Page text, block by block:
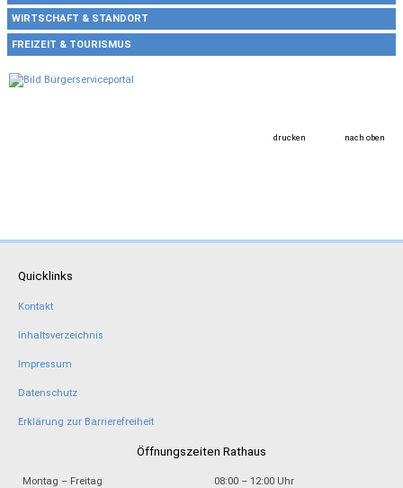
WIRTSCHAFT & STANDORT
FREIZEIT & TOURISMUS
drucken nach oben
Quicklinks
Kontakt
Inhaltsverzeichnis
Impressum
Datenschutz
Erklärung zur Barrierefreiheit
Öffnungszeiten Rathaus
Montag – Freitag 08:00 – 12:00 Uhr